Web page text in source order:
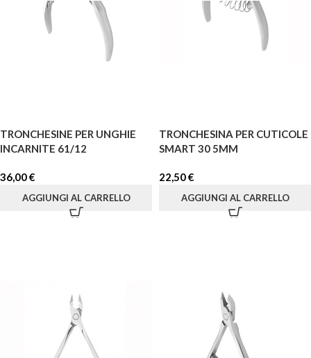
TRONCHESINE PER UNGHIE
INCARNITE 61/12
36,00€
AGGIUNGI AL CARRELLO
TRONCHESINA PER CUTICOLE
SMART 30 5MM
22,50€
AGGIUNGI AL CARRELLO